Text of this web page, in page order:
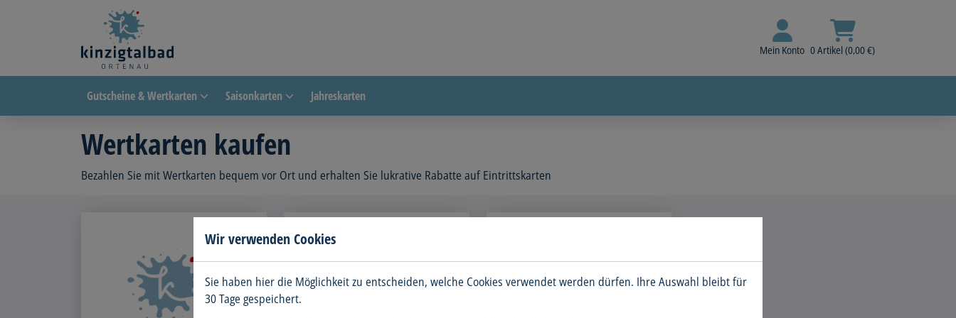
Mein Konto 0 Artikel (0,00 €)
Gutscheine & Wertkarten Saisonkarten Jahreskarten
Wertkarten kaufen
Bezahlen Sie mit Wertkarten bequem vor Ort und erhalten Sie lukrative Rabatte auf Eintrittskarten
Wir verwenden Cookies
Sie haben hier die Möglichkeit zu entscheiden, welche Cookies verwendet werden dürfen. Ihre Auswahl bleibt für
30 Tage gespeichert.